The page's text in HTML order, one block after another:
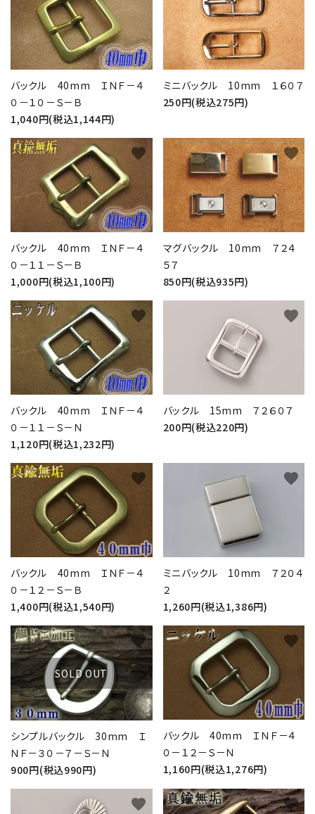
バックル 40mm ＩＮＦ－４
０－１０－Ｓ－Ｂ
1,040円(税込1,144円)
ミニバックル 10mm １６０７
250円(税込275円)
バックル 40mm ＩＮＦ－４
０－１１－Ｓ－Ｂ
1,000円(税込1,100円)
favorite
マグバックル 10mm ７２４
５７
850円(税込935円)
favorite
バックル 40mm ＩＮＦ－４
０－１１－Ｓ－Ｎ
1,120円(税込1,232円)
favorite
バックル 15mm ７２６０７
200円(税込220円)
favorite
バックル 40mm ＩＮＦ－４
０－１２－Ｓ－Ｂ
1,400円(税込1,540円)
favorite
ミニバックル 10mm ７２０４
２
1,260円(税込1,386円)
favorite
SOLD OUT
シンプルバックル 30mm Ｉ
ＮＦ－３０－７－Ｓ－Ｎ
900円(税込990円)
favorite
バックル 40mm ＩＮＦ－４
０－１２－Ｓ－Ｎ
1,160円(税込1,276円)
favorite
favorite favorite
検索する